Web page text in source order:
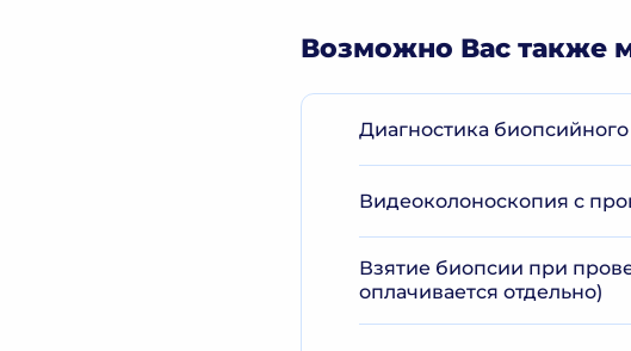
Возможно Вас также
Диагностика
Видеоколоноскопия с
Взятие биопсии при
оплачивается отдельно)